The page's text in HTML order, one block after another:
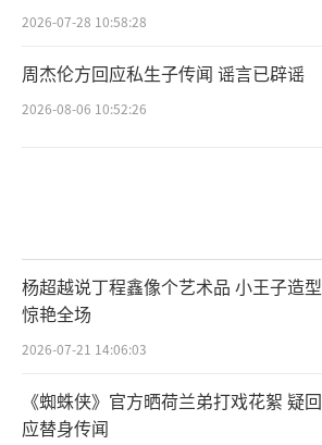
2026-07-28 10:58:28
周杰伦方回应私生子传闻 谣言已辟谣
2026-08-06 10:52:26
杨超越说丁程鑫像个艺术品 小王子造型
惊艳全场
2026-07-21 14:06:03
《蜘蛛侠》官方晒荷兰弟打戏花絮 疑回
应替身传闻